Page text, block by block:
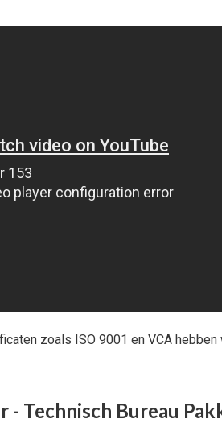
zoals ISO 9001 en VCA hebben
Technisch Bureau